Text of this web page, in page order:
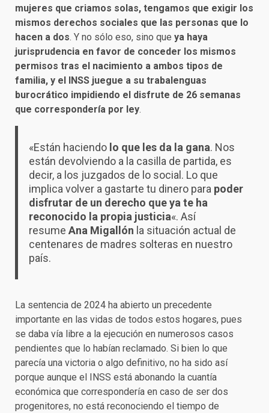
mujeres que criamos solas, tengamos que exigir los
mismos derechos sociales que las personas que lo
hacen a dos. Y no sólo eso, sino que ya haya
jurisprudencia en favor de conceder los mismos
permisos tras el nacimiento a ambos tipos de
familia, y el INSS juegue a su trabalenguas
burocrático impidiendo el disfrute de 26 semanas
que correspondería por ley.
«Están haciendo lo que les da la gana. Nos
están devolviendo a la casilla de partida, es
decir, a los juzgados de lo social. Lo que
implica volver a gastarte tu dinero para poder
disfrutar de un derecho que ya te ha
reconocido la propia justicia«. Así
resume Ana Migallón la situación actual de
centenares de madres solteras en nuestro
país.
La sentencia de 2024 ha abierto un precedente
importante en las vidas de todos estos hogares, pues
se daba vía libre a la ejecución en numerosos casos
pendientes que lo habían reclamado. Si bien lo que
parecía una victoria o algo definitivo, no ha sido así
porque aunque el INSS está abonando la cuantía
económica que correspondería en caso de ser dos
progenitores, no está reconociendo el tiempo de